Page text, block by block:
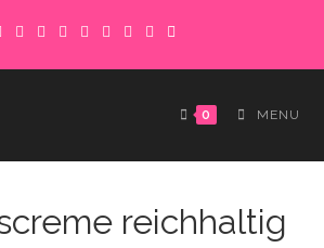
0 MENU
reichhaltig